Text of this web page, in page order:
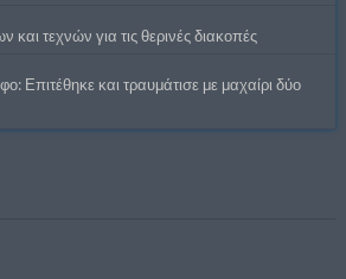
και τεχνών για τις θερινές διακοπές
Επιτέθηκε και τραυμάτισε με μαχαίρι δύο